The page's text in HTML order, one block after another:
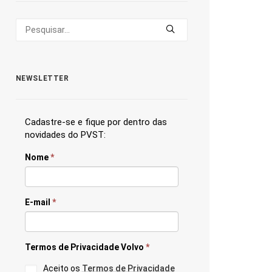
NEWSLETTER
Cadastre-se e fique por dentro das
novidades do PVST:
Nome*
E-mail *
Termos de Privacidade Volvo *
Aceito os Termos de Privacidade